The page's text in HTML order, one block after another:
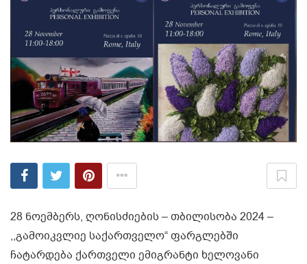
28 ნოემბერს, ღონისძიების – თბილისობა 2024 –
,,გამოიკვლიე საქართველო“ ფარგლებში
ჩატარდება ქართველი ემიგრანტი ხელოვანი